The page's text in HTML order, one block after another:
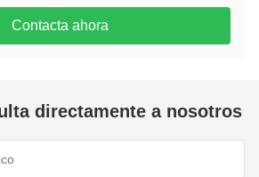
Contacta ahora
directamente a nosotros